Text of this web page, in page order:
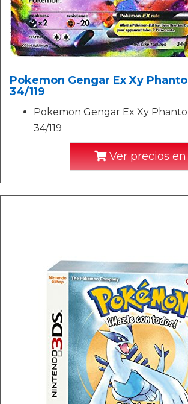
Pokemon Gengar Ex Xy
34/119
Pokemon Gengar Ex Xy
34/119
Ver precios